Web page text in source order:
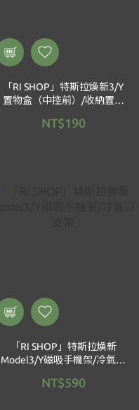
「RI SHOP」特斯拉煥新3/Y
置物盒（中控前）/收納置物
NT$190
「RI SHOP」特斯拉煥新
Model3/Y磁吸手機架/冷氣口
NT$590